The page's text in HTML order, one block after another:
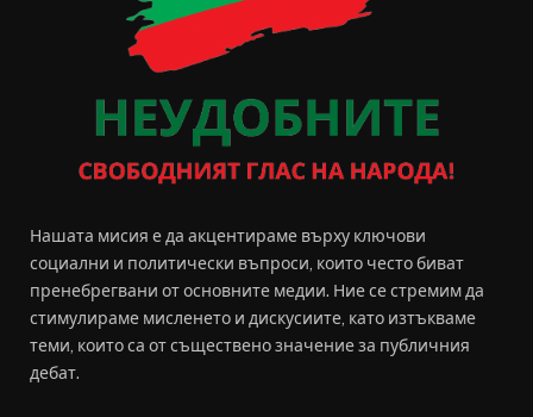
Нашата мисия е да акцентираме върху ключови
социални и политически въпроси, които често биват
пренебрегвани от основните медии. Ние се стремим да
стимулираме мисленето и дискусиите, като изтъкваме
теми, които са от съществено значение за публичния
дебат.